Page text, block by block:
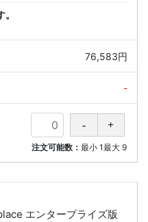
76,583円
-
注文可能数：最小 1最大 9
エンタープライズ版